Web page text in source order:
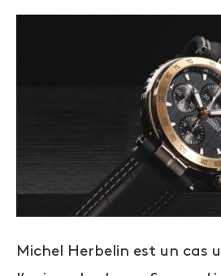
Michel Herbelin est un cas